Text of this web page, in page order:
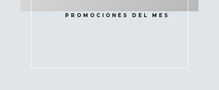
PROMOCIONES DEL MES